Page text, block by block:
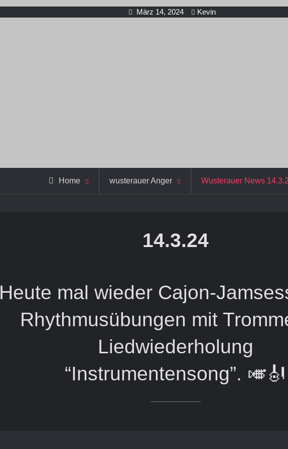
März 14, 2024 Kevin
Home wusterauer Anger Wusterauer News
14.3.24
Heute mal wieder Cajon-
Rhythmusübungen mit
Liedwiederholung
“Instrumentensong”. 🎺🎻